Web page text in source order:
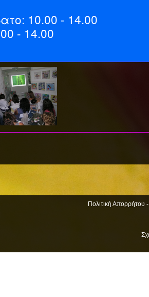
10.00 - 14.00
- 14.00
Πολιτική